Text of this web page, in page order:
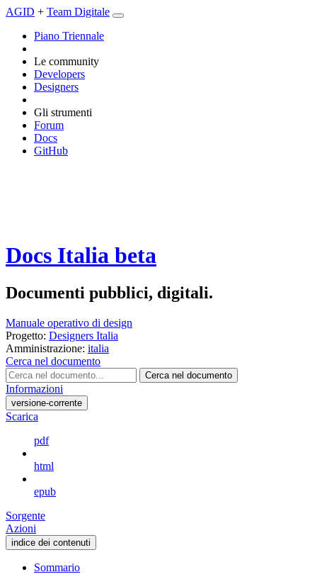
AGID + Team Digitale
Piano Triennale
Le community
Developers
Designers
Gli strumenti
Forum
Docs
GitHub
Docs Italia beta
Documenti pubblici, digitali.
Manuale operativo di design
Progetto: Designers Italia
Amministrazione: italia
Cerca nel documento
Cerca nel documento
Informazioni
versione-corrente
Scarica
pdf
html
epub
Sorgente
Azioni
indice dei contenuti
Sommario